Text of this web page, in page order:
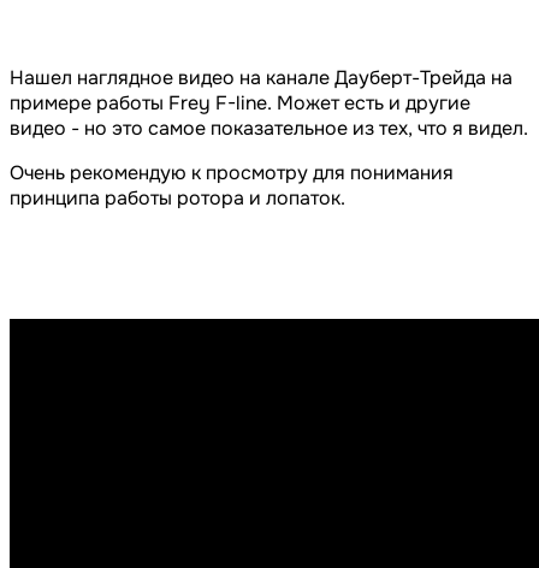
Нашел наглядное видео на канале Дауберт-Трейда на
примере работы Frey F-line. Может есть и другие
видео - но это самое показательное из тех, что я видел.
Очень рекомендую к просмотру для понимания
принципа работы ротора и лопаток.